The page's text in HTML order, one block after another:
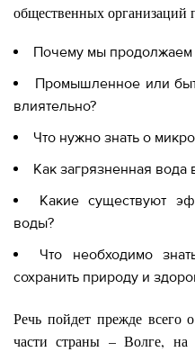
общественных организаций
Почему мы продолжаем
Промышленное или
влиятельно?
Что нужно знать о
Как загрязненная вода
Какие существуют
воды?
Что необходимо
сохранить природу и
Речь пойдет прежде всего
части страны – Волге, на